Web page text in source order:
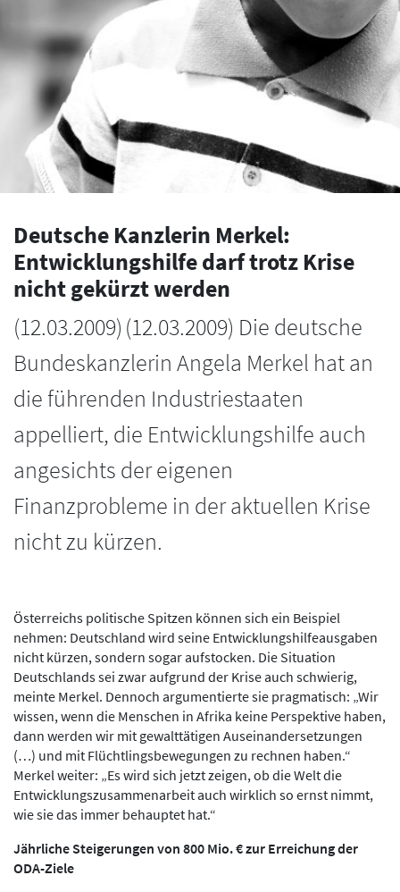
Deutsche Kanzlerin Merkel:
Entwicklungshilfe darf trotz Krise
nicht gekürzt werden
(12.03.2009) (12.03.2009) Die deutsche
Bundeskanzlerin Angela Merkel hat an
die führenden Industriestaaten
appelliert, die Entwicklungshilfe auch
angesichts der eigenen
Finanzprobleme in der aktuellen Krise
nicht zu kürzen.
Österreichs politische Spitzen können sich ein Beispiel
nehmen: Deutschland wird seine Entwicklungshilfeausgaben
nicht kürzen, sondern sogar aufstocken. Die Situation
Deutschlands sei zwar aufgrund der Krise auch schwierig,
meinte Merkel. Dennoch argumentierte sie pragmatisch: „Wir
wissen, wenn die Menschen in Afrika keine Perspektive haben,
dann werden wir mit gewalttätigen Auseinandersetzungen
(…) und mit Flüchtlingsbewegungen zu rechnen haben.“
Merkel weiter: „Es wird sich jetzt zeigen, ob die Welt die
Entwicklungszusammenarbeit auch wirklich so ernst nimmt,
wie sie das immer behauptet hat.“
Jährliche Steigerungen von 800 Mio. € zur Erreichung der
ODA-Ziele